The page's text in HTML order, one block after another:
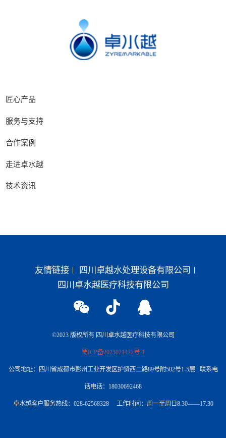
匠心产品
服务与支持
合作案例
走进卓水越
技术资讯
友情链接
四川卓越水处理设备有限公司
四川卓水越医疗科技有限公司
©2023 版权所有 四川卓水越医疗科技有限公司
蜀ICP备2023021472号-1
公司地址：四川省成都市彭州工业开发区护贤西二路89号附502号1-5层 联系电
话电话：18030692468
卓水越客户服务热线：028-62568328 工作时间：周一至周日8:30——17:30